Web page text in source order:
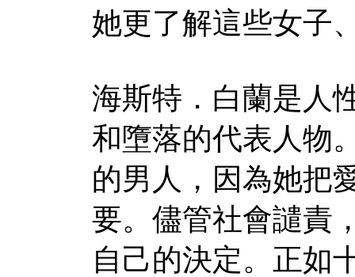
她更了解這些女子
海斯特．白蘭是人
和墮落的代表人物
的男人，因為她把
要。儘管社會譴責
自己的決定。正如